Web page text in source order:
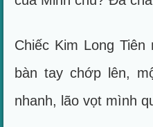
Chiếc Kim Long
bàn tay chớp lên,
nhanh, lão vọt mình